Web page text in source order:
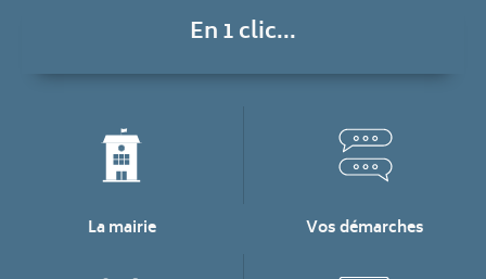
En 1 clic...
La mairie Vos démarches